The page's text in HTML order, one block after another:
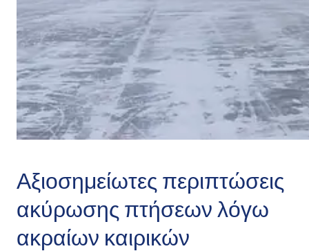
Αξιοσημείωτες περιπτώσεις
ακύρωσης πτήσεων λόγω
ακραίων καιρικών